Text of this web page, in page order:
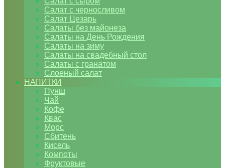
Салат с черносливом
Салат Цезарь
Салаты без майонеза
Салаты на День Рождения
Салаты на зиму
Салаты на свадебный стол
Салаты с гранатом
Слоеный салат
НАПИТКИ
Пунш
Чай
Кофе
Квас
Морс
Сбитень
Кисель
Компоты
Фруктовые